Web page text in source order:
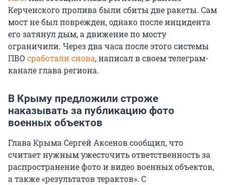
Керченского пролива были сбиты две ракеты. Сам
мост не был поврежден, однако после инцидента
его затянул дым, а движение по мосту
ограничили. Через два часа после этого системы
ПВО сработали снова, написал в своем телеграм-
канале глава региона.
В Крыму предложили строже
наказывать за публикацию фото
военных объектов
Глава Крыма Сергей Аксенов сообщил, что
считает нужным ужесточить ответственность за
распространение фото и видео военных объектов,
а также «результатов терактов». С